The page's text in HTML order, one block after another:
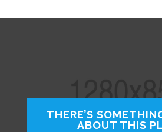
THERE’S
ABOUT THIS